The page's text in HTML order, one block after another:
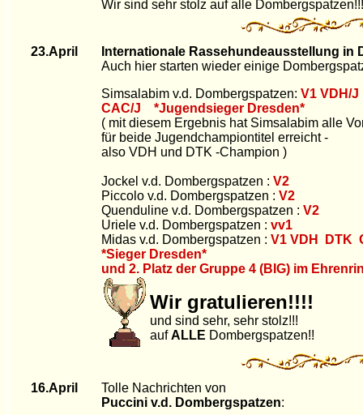
Wir sind sehr stolz auf alle Dombergspatzen!!!
23.April
Internationale Rassehundeausstellung in
Auch hier starten wieder einige
Simsalabim v.d. Dombergspatzen: V1 VDH/
CAC/J *Jugendsieger Dresden*
( mit diesem Ergebnis hat Simsalabim alle
für beide Jugendchampiontitel erreicht -
also VDH und DTK -Champion )
Jockel v.d. Dombergspatzen : V2
Piccolo v.d. Dombergspatzen : V2
Quenduline v.d. Dombergspatzen : V2
Uriele v.d. Dombergspatzen : vv1
Midas v.d. Dombergspatzen : V1 VDH DTK
*Sieger Dresden*
und 2. Platz der Gruppe 4 (BIG) im
Wir gratulieren!!!!
und sind sehr, sehr stolz!!!
aufALLE Dombergspatzen!!
16.April
Tolle Nachrichten von
Puccini v.d. Dombergspatzen: